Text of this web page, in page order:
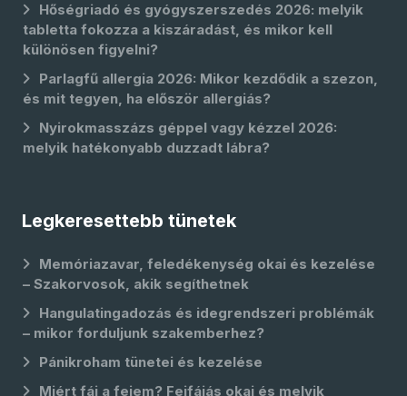
Hőségriadó és gyógyszerszedés 2026: melyik
tabletta fokozza a kiszáradást, és mikor kell
különösen figyelni?
Parlagfű allergia 2026: Mikor kezdődik a szezon,
és mit tegyen, ha először allergiás?
Nyirokmasszázs géppel vagy kézzel 2026:
melyik hatékonyabb duzzadt lábra?
Legkeresettebb tünetek
Memóriazavar, feledékenység okai és kezelése
– Szakorvosok, akik segíthetnek
Hangulatingadozás és idegrendszeri problémák
– mikor forduljunk szakemberhez?
Pánikroham tünetei és kezelése
Miért fáj a fejem? Fejfájás okai és melyik